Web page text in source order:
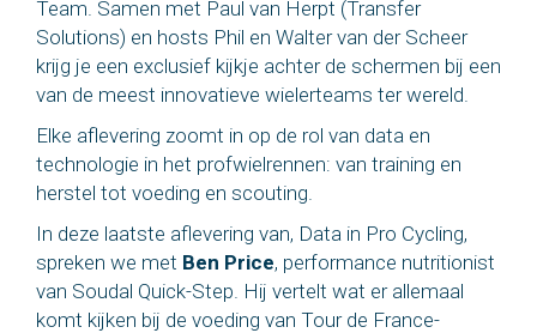
Team. Samen met Paul van Herpt (Transfer
Solutions) en hosts Phil en Walter van der Scheer
krijg je een exclusief kijkje achter de schermen bij een
van de meest innovatieve wielerteams ter wereld.
Elke aflevering zoomt in op de rol van data en
technologie in het profwielrennen: van training en
herstel tot voeding en scouting.
In deze laatste aflevering van, Data in Pro Cycling,
spreken we met Ben Price, performance nutritionist
van Soudal Quick-Step. Hij vertelt wat er allemaal
komt kijken bij de voeding van Tour de France-